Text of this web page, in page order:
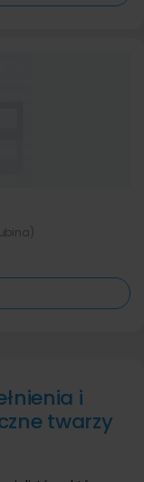
i
twarzy